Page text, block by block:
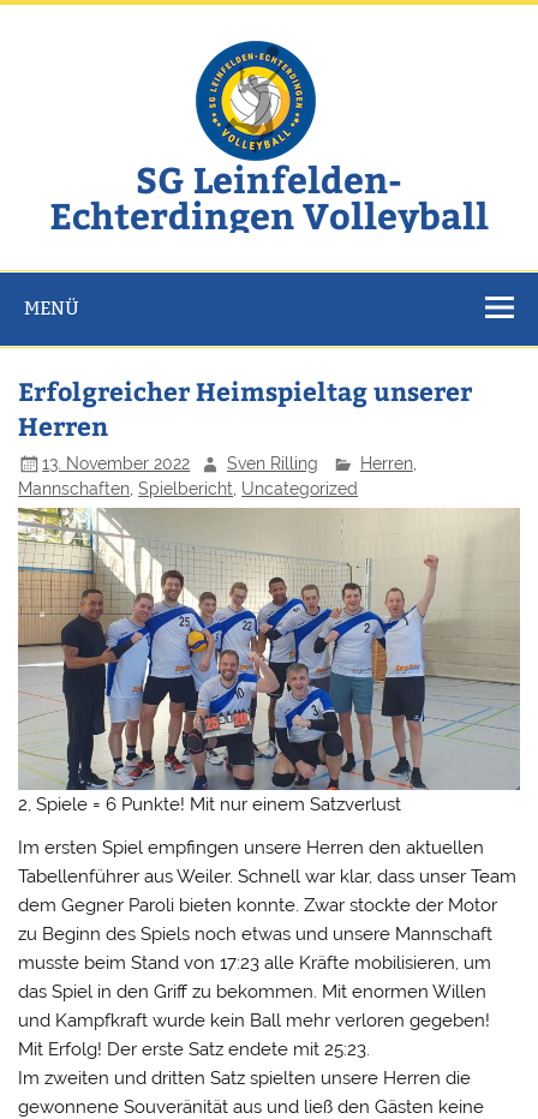
Zum
SG Leinfelden-
Echterdingen Volleyball
MENÜ
Erfolgreicher Heimspieltag unserer
Herren
13. November 2022 Sven Rilling Herren,
Mannschaften,Spielbericht, Uncategorized
2, Spiele = 6 Punkte! Mit nur einem Satzverlust
Im ersten Spiel empfingen unsere Herren den aktuellen
Tabellenführer aus Weiler. Schnell war klar, dass unser Team
dem Gegner Paroli bieten konnte. Zwar stockte der Motor
zu Beginn des Spiels noch etwas und unsere Mannschaft
musste beim Stand von 17:23 alle Kräfte mobilisieren, um
das Spiel in den Griff zu bekommen. Mit enormen Willen
und Kampfkraft wurde kein Ball mehr verloren gegeben!
Mit Erfolg! Der erste Satz endete mit 25:23.
Im zweiten und dritten Satz spielten unsere Herren die
gewonnene Souveränität aus und ließ den Gästen keine